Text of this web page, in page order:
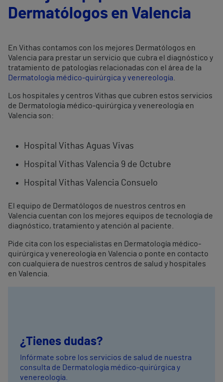
Dermatólogos en Valencia
En Vithas contamos con los mejores Dermatólogos en
Valencia para prestar un servicio que cubra el diagnóstico y
tratamiento de patologías relacionadas con el área de la
Dermatología médico-quirúrgica y venereología
Los hospitales y centros Vithas que cubren estos servicios
de Dermatología médico-quirúrgica y venereología en
Valencia son:
Hospital Vithas Aguas Vivas
Hospital Vithas Valencia 9 de Octubre
Hospital Vithas Valencia Consuelo
El equipo de Dermatólogos de nuestros centros en
Valencia cuentan con los mejores equipos de tecnología de
diagnóstico, tratamiento y atención al paciente.
Pide cita con los especialistas en Dermatología médico-
quirúrgica y venereología en Valencia o ponte en contacto
con cualquiera de nuestros centros de salud y hospitales
en Valencia.
¿Tienes dudas?
Infórmate sobre los servicios de salud de nuestra
consulta de Dermatología médico-quirúrgica y
venereología.